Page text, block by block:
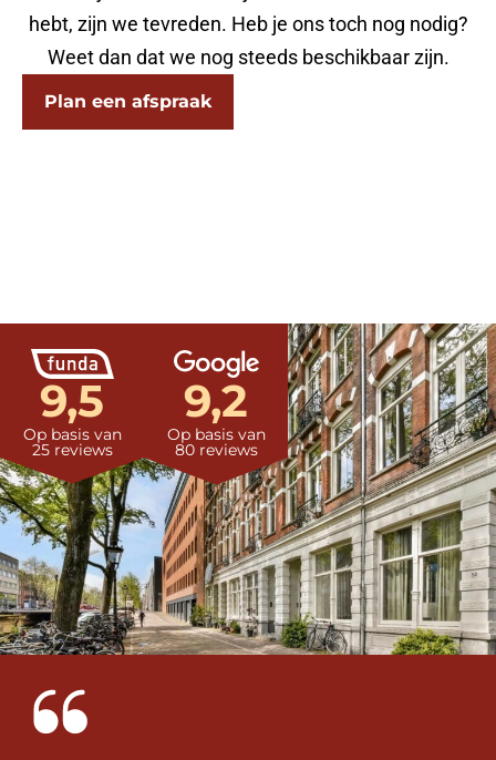
hebt, zijn we tevreden. Heb je ons toch nog nodig?
Weet dan dat we nog steeds beschikbaar zijn.
Plan een afspraak
9,5
Op basis van
25 reviews
9,2
Op basis van
80 reviews